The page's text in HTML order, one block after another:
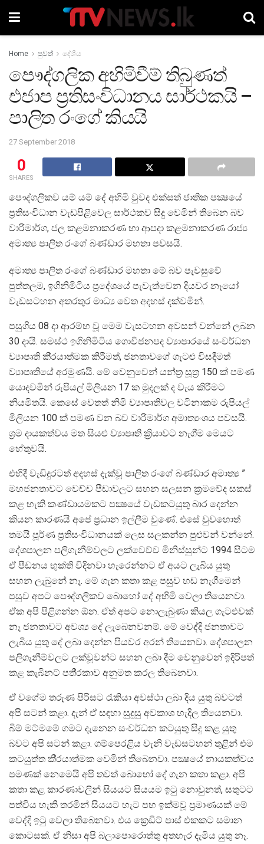
Home පුවත් දේශීය
පෞද්ගලික අහිමිවීම් තිබුණත්
එජාප ප‍්‍රතිසංවිධානය සාර්ථකයි –
පාලිත රංගේ කියයි
27 September 2018
0
SHARES
පෞද්ගලිකව යම් යම් දේ අහිමි වුවද එක්සත් ජාතික පක්‍ෂයේ
ප‍්‍රතිසංවිධාන වැඩපිළිවෙල සාර්ථකව සිදු වෙමින් තිබෙන බව
වාරිමාර්ග, ජල කළමනාකරණ හා ආපදා කළමනාකරණ රාජ්‍ය
අමාත්‍ය පාලිත රංගේ බණ්ඩාර මහතා පවසයි.
අමාත්‍ය පාලිත රංගේ බණ්ඩාර මහතා මේ බව පැවසුවේ
පුත්තලම, ඉගිනිමිටිය ප‍්‍රදේශයේ පැවැත්වෙන දියවර නෑයෝ
වැඩසටහන අතරතුර මාධ්‍ය වෙත අදහස් දක්වමින්.
පසුගිය 08 දා ආරම්භ වූ මෙම වැසටහන අවසන් වන්නේ ලබන
30 දායි. සමස්ථ ඉගිනිමිටිය ගොවිජනපද ව්‍යාපාරයේ සංවර්ධන
ව්‍යාපෘති කි‍්‍රයාත්මක කිරීමත්, ජනතාවගේ ගැටළු විසදීමත්
ව්‍යාපෘතියේ අරමුණයි. මේ වෙනුවෙන් යන්ත‍්‍ර සූත‍්‍ර 150 ක් පමණ
යොදවමින් රුපියල් මිලියන 17 ක මුදලක් ද වැය කිරීමට
නියමිතයි. කෙසේ වෙතත් නිමි ව්‍යාපෘතිවල වටිනාකම රුපියල්
මිලියන 100 ක් පමණ වන බව වාරිමාර්ග අමාත්‍යංශය පවසයි.
ශ‍්‍රම දායකත්වය මත සියළු ව්‍යාපෘති ක්‍රියාවට නැගීම මෙයට
හේතුවයි.
එහිදී වැඩිදුරටත් අදහස් දැක්වූ පාලිත රංගේ බණ්ඩාර අමාත්‍ය ”
මහජනතාවට වෙච්ච පීඩාවලට සහන සලසන ක‍්‍රමවේද සකස්
කළ හැකි කණ්ඩායමකට පක්‍ෂයේ වැඩකටයුතු බාර දෙන්න
කියන කාරණයි අපේ ප‍්‍රධාන ඉල්ලීම වුණේ. එසේ වුවහොත්
තමයි පූර්ණ ප‍්‍රතිසංවිධානයක් ලෙස සලකන්න පුළුවන් වන්නේ.
දේශපාලන පලිගැනීම්වලට ලක්වෙච්ච මිනිස්සුන්ට 1994 සිටම
ඒ පීඩනය භුක්ති විදිනවා හැරෙන්නට ඒ අයට ලැබිය යුතු
සහන ලැබුනේ නෑ. මේ ගැන කතා කළ පසුව හඩ නැගීමෙන්
පසුව අපට පෞද්ගලිකව බොහෝ දේ අහිමි වෙලා තියෙනවා.
ඒක අපි පිළිගන්න ඕන. ඒත් අපට නොලැබුණා කියල ගැටළුවක්
නෑ ජනතාවට අවශ්‍ය දේ ලැබෙනවනම්. මේ වෙද්දි ජනතාවට
ලැබිය යුතු දේ ලබා දෙන්න පියවර අරන් තියෙනවා. දේශපාලන
පලිගැනීම්වලට ලක්වූවන්ට සහන ලබා දීම වෙනුවෙන් ඉදිරිපත්
කළ කැබිනට් පති‍්‍රකාව අනුමත කරල තිබෙනවා.
ඒ වගේම තරුණ පිරිසට රැකියා අවස්ථා ලබා දිය යුතු බවටත්
අපි සටන් කළා. දැන් ඒ සඳහා සුදුසු අවකාශ හැදිල තියෙනවා.
බිම් මට්මමේ ගමට දැනෙන සංවර්ධන කටයුතු සිදු කළ යුතු
බවට අපි සටන් කළා. ගම්පෙරළිය වැනි වැඩසටහන් තුළින් එම
කටයුත්ත කි‍්‍රයාත්මක වෙමින් තිබෙනවා. පක්‍ෂයේ නායකත්වය
පමණක් නෙමෙයි අපි තවත් බොහෝ දේ ගැන කතා කළා. අපි
කතා කළ කාරණාවලින් සියයට සියයම ඉටු නොවුනත්, සතුටට
පත්විය හැකි තරමින් සියයට හැට පහ ඉක්මවූ ප‍්‍රමාණයක් මේ
වෙද්දි ඉටු වෙලා තිබෙනවා. එය ක්‍රෙඩිට් පාස් එකකට සමාන
කොටසක්. ඒ නිසා අපි බලාපොරොත්තු අතහැර දැමිය යුතු නෑ.